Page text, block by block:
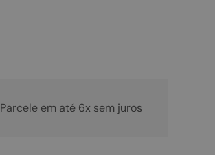
Parcele em até 6x sem juros